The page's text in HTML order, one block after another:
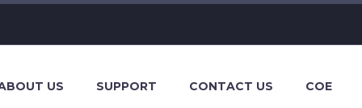
US SUPPORT CONTACT US COE